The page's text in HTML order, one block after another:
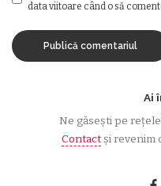
data viitoare când o să
Ai
Ne găsești pe
Contactși revenim